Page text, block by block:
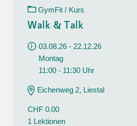
GymFit / Kurs
Walk & Talk
03.08.26 - 22.12.26
Montag
11:00 - 11:30 Uhr
Eichenweg 2, Liestal
CHF 0.00
1 Lektionen